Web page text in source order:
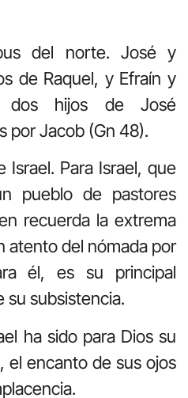
del norte. José y
de Raquel, y Efraín y
dos hijos de José
por Jacob (Gn 48).
Israel. Para Israel, que
pueblo de pastores
recuerda la extrema
atento del nómada por
él, es su principal
su subsistencia.
ha sido para Dios su
el encanto de sus ojos